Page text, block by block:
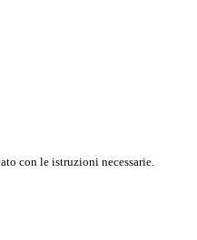
con le istruzioni necessarie.